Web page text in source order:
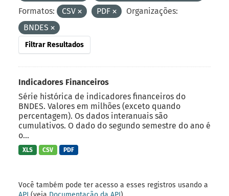
Formatos:
CSV PDF
Organizações:
BNDES
Filtrar Resultados
Indicadores Financeiros
Série histórica de indicadores financeiros do
BNDES. Valores em milhões (exceto quando
percentagem). Os dados interanuais são
cumulativos. O dado do segundo semestre do ano é
o...
XLS CSV PDF
Você também pode ter acesso a esses registros usando a